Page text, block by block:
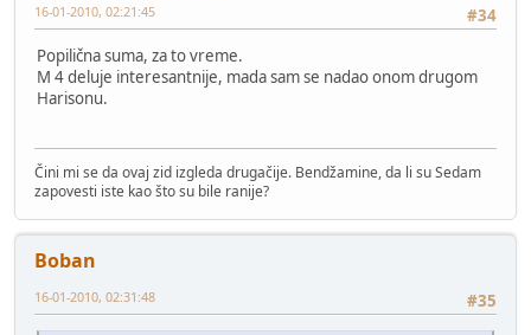
#34
16-01-2010, 02:21:45
Popilična suma, za to vreme.
M 4 deluje interesantnije, mada sam se nadao onom drugom
Harisonu.
Čini mi se da ovaj zid izgleda drugačije. Bendžamine, da li su Sedam
zapovesti iste kao što su bile ranije?
Boban
#35
16-01-2010, 02:31:48